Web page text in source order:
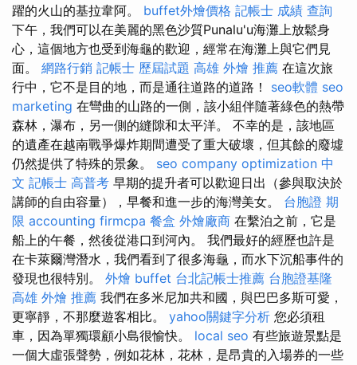
躍的火山的基拉韋阿。 buffet外燴價格 記帳士 成績 查詢
下午，我們可以在美麗的黑色沙質Punalu'u海灘上放鬆身
心，這個地方也受到海龜的歡迎，經常在海灘上與它們見
面。 網路行銷 記帳士 歷屆試題 高雄 外燴 推薦 在這次旅
行中，它不是目的地，而是通往道路的道路！ seo軟體 seo
marketing 在彎曲的山路的一側，該小組伴隨著綠色的熱帶
森林，瀑布，另一側的縫隙和太平洋。 不幸的是，該地區
的遺產在越南戰爭爆炸期間遭受了重大破壞，但其餘的廢墟
仍然提供了特殊的景象。 seo company optimization 中
文 記帳士 高普考 早期的提升者可以歡迎日出（參與取決於
講師的自由容量），早餐和進一步的海灣美女。 台胞證 期
限 accounting firmcpa 餐盒 外燴廠商 在繫泊之前，它是
船上的午餐，然後從港口到河內。 我們最好的經歷也許是
在卡萊爾灣潛水，我們看到了很多海龜，而水下沉船事件的
發現也很特別。 外燴 buffet 台北記帳士推薦 台胞證基隆
高雄 外燴 推薦 我們在多米尼加共和國，與巴巴多斯可愛，
更寧靜，不那麼遊客相比。 yahoo關鍵字分析 您必須租
車，因為單獨環顧小島很愉快。 local seo 有些旅遊景點是
一個大虛張聲勢，例如花林，花林，是昂貴的入場券的一些